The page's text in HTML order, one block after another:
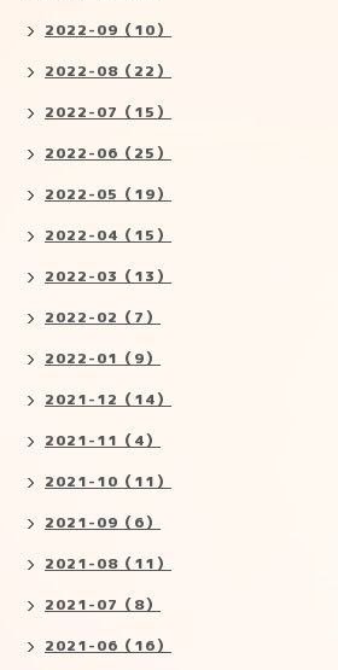
2022-09（10）
2022-08（22）
2022-07（15）
2022-06（25）
2022-05（19）
2022-04（15）
2022-03（13）
2022-02（7）
2022-01（9）
2021-12（14）
2021-11（4）
2021-10（11）
2021-09（6）
2021-08（11）
2021-07（8）
2021-06（16）